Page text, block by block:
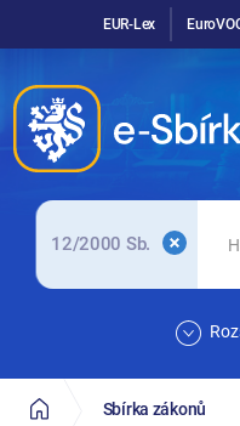
EUR-Lex
12/2000 Sb.
Sbírka zákonů